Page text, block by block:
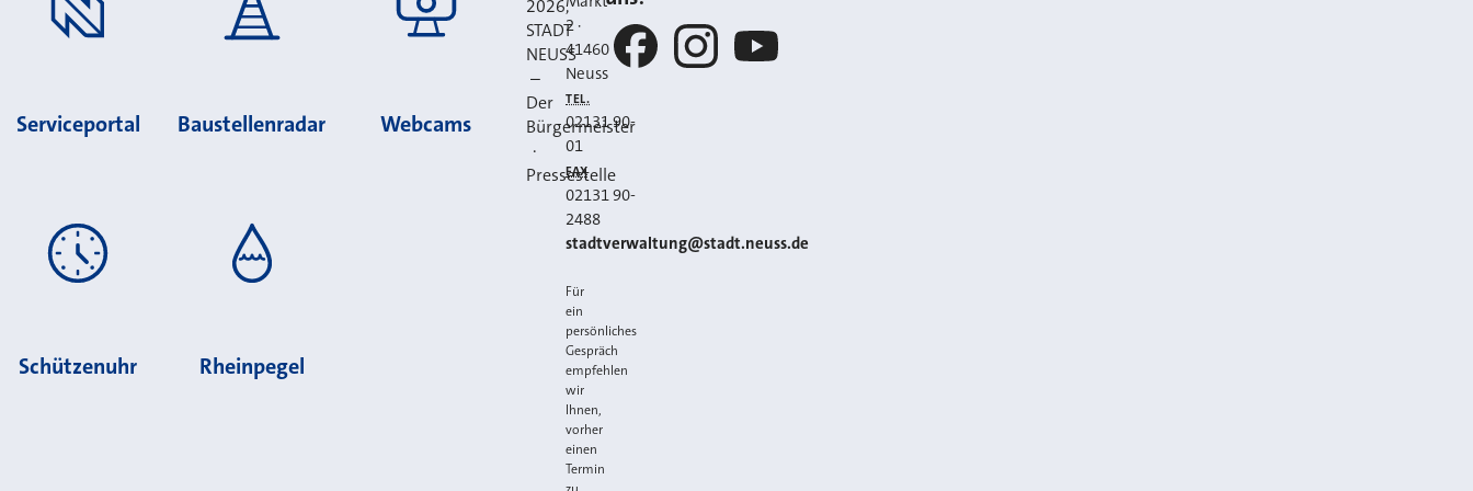
Serviceportal Baustellenradar Webcams
Schützenuhr Rheinpegel
2026,
STADT
NEUSS
–
Der
Bürgermeister
·
Pressestelle
2 ·
41460
Neuss
TEL.
02131 90-
01
FAX
02131 90-
2488
E-MAIL
stadtverwaltung@stadt.neuss.de
Für
ein
persönliches
Gespräch
empfehlen
wir
Ihnen,
vorher
einen
Termin